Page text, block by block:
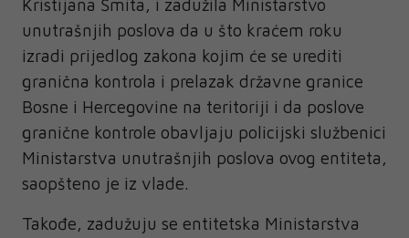
Kristijana Šmita, i zadužila Ministarstvo
unutrašnjih poslova da u što kraćem roku
izradi prijedlog zakona kojim će se urediti
granična kontrola i prelazak državne granice
Bosne i Hercegovine na teritoriji i da poslove
granične kontrole obavljaju policijski službenici
Ministarstva unutrašnjih poslova ovog entiteta,
saopšteno je iz vlade.
Takođe, zadužuju se entitetska Ministarstva